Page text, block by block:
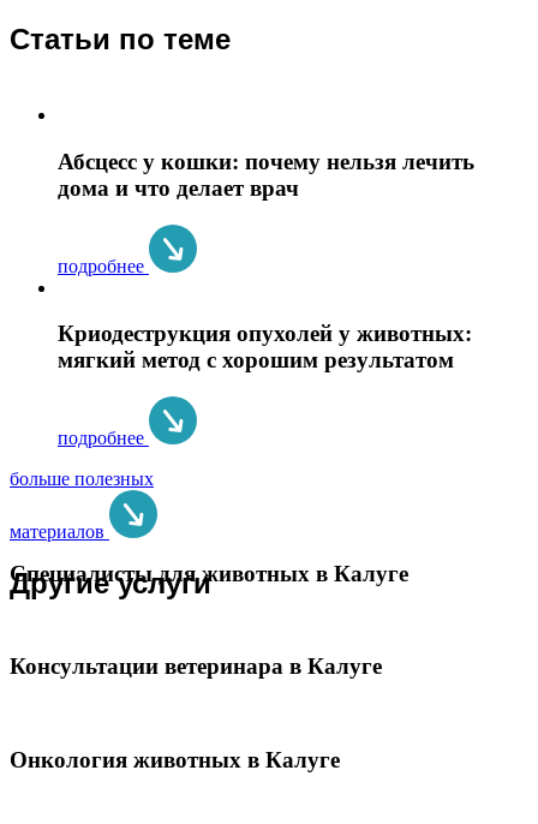
Статьи по теме
Абсцесс у кошки: почему нельзя лечить
дома и что делает врач
подробнее
Криодеструкция опухолей у животных:
мягкий метод с хорошим результатом
подробнее
больше полезных
материалов
Другие услуги
Специалисты для животных в Калуге
Консультации ветеринара в Калуге
Онкология животных в Калуге